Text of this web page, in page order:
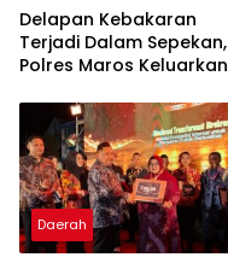
Delapan Kebakaran
Terjadi Dalam Sepekan,
Polres Maros Keluarkan
Masyarakat
Daerah